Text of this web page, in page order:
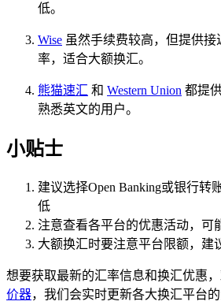
低。
Wise 虽然手续费较高，但提供
率，适合大额换汇。
熊猫速汇 和 Western Union 都提
熟悉英文的用户。
小贴士
建议选择Open Banking或银行转
低
注意查看各平台的优惠活动，可
大额换汇时要注意平台限额，建
想要获取最新的汇率信息和换汇优惠
价器，我们会实时更新各大换汇平台